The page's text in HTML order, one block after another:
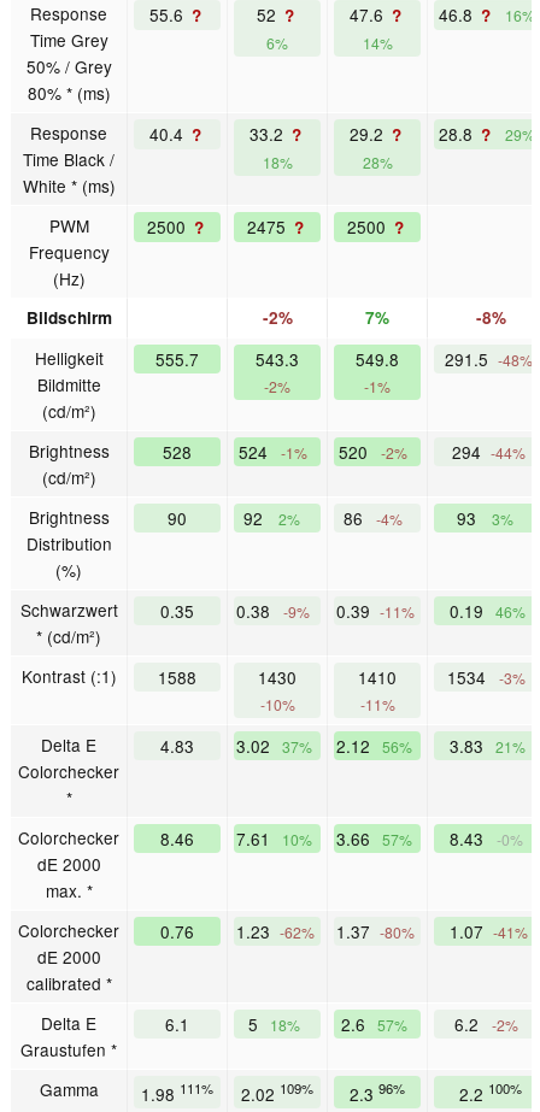
Response
Time Grey
50% / Grey
80% * (ms)
55.6 ? 52 ?
6%
47.6 ?
14%
46.8 ? 16%
Response
Time Black /
White * (ms)
40.4 ? 33.2 ?
18%
29.2 ?
28%
28.8 ? 29%
PWM
Frequency
(Hz)
2500 ? 2475 ? 2500 ?
Bildschirm -2% 7% -8%
Helligkeit
Bildmitte
(cd/m²)
555.7 543.3
-2%
549.8
-1%
291.5 -48%
Brightness
(cd/m²)
528 524 -1% 520 -2% 294 -44%
Brightness
Distribution
(%)
90 92 2% 86 -4% 93 3%
Schwarzwert
* (cd/m²)
0.35 0.38 -9% 0.39 -11% 0.19 46%
Kontrast (:1) 1588 1430
-10%
1410
-11%
1534 -3%
Delta E
Colorchecker
*
4.83 3.02 37% 2.12 56% 3.83 21%
Colorchecker
dE 2000
max. *
8.46 7.61 10% 3.66 57% 8.43 -0%
Colorchecker
dE 2000
calibrated *
0.76 1.23 -62% 1.37 -80% 1.07 -41%
Delta E
Graustufen *
6.1 5 18% 2.6 57% 6.2 -2%
Gamma 1.98 111% 2.02 109% 2.3 96% 2.2 100%